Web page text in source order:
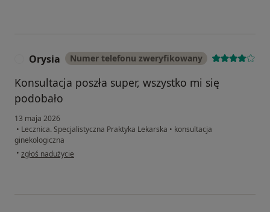
Orysia Numer telefonu zweryfikowany
Konsultacja poszła super, wszystko mi się
podobało
13 maja 2026
• Lecznica. Specjalistyczna Praktyka Lekarska • konsultacja
ginekologiczna
• w opinii użytkownika Orysia
zgłoś nadużycie